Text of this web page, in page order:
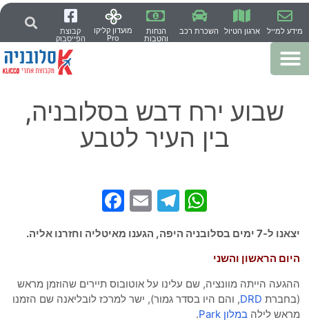
למייל ארגון הטיול השכרת רכב הנחות
והטבות
מועדון קליקו קבוצת
הפייסבוק
שבוע ירח דבש בסלובניה,
בין העיר לטבע
WhatsApp
Telegram
Email
Facebook
היפה, הגענו מאיטליה וחזרנו אליה.
הראשון והשני
הייתה מוונציה, שם עלינו על אוטובוס תיירים שהוזמן מראש
DRD, והם היו בסדר גמור), ישר למרכז לובליאנה שם הזמנו
לילהבמלון Park
.